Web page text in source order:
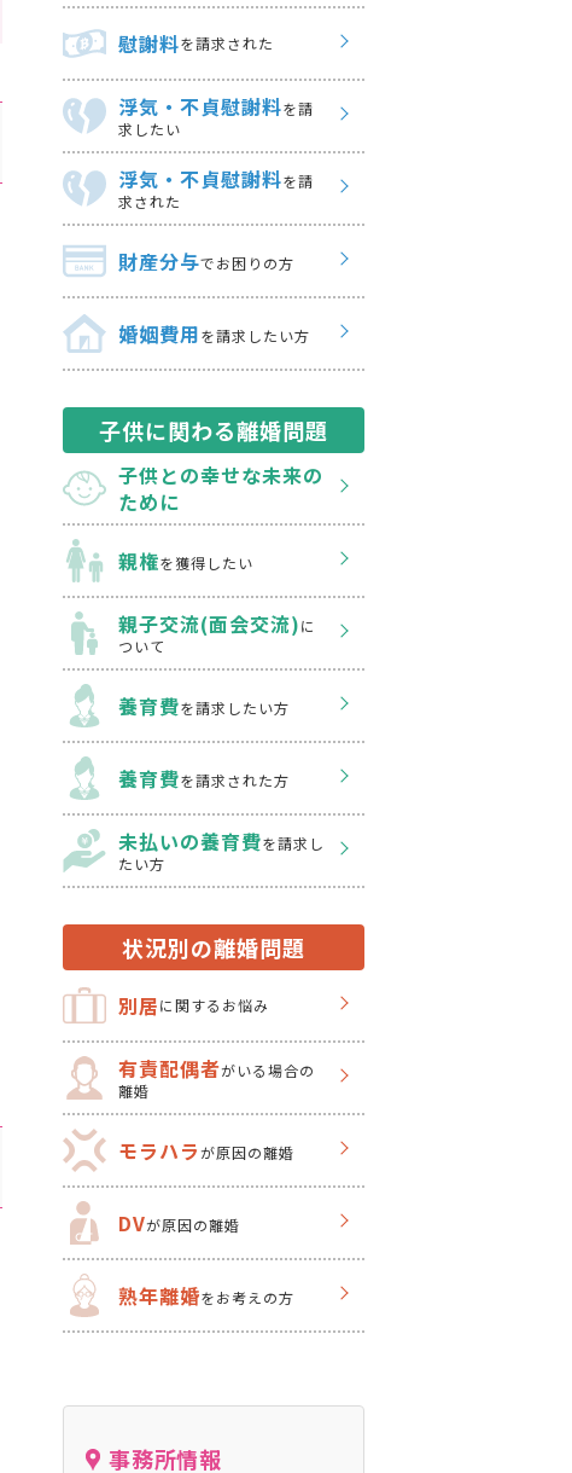
慰謝料を請求された
浮気・不貞慰謝料を請
求したい
浮気・不貞慰謝料を請
求された
財産分与でお困りの方
婚姻費用を請求したい方
子供に関わる離婚問題
子供との幸せな未来の
ために
親権を獲得したい
親子交流(面会交流)に
ついて
養育費を請求したい方
養育費を請求された方
未払いの養育費を請求し
たい方
状況別の離婚問題
別居に関するお悩み
有責配偶者がいる場合の
離婚
モラハラが原因の離婚
DVが原因の離婚
熟年離婚をお考えの方
事務所情報